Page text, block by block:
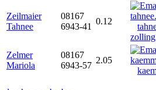
Zeilmaier
Tahnee
08167
6943-41
0.12
Zelmer
Mariola
08167
6943-57
2.05